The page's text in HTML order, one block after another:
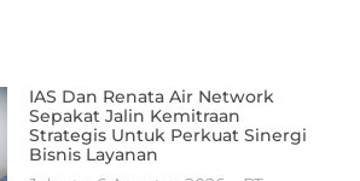
IAS Dan Renata Air Network
Sepakat Jalin Kemitraan
Strategis Untuk Perkuat Sinergi
Bisnis Layanan